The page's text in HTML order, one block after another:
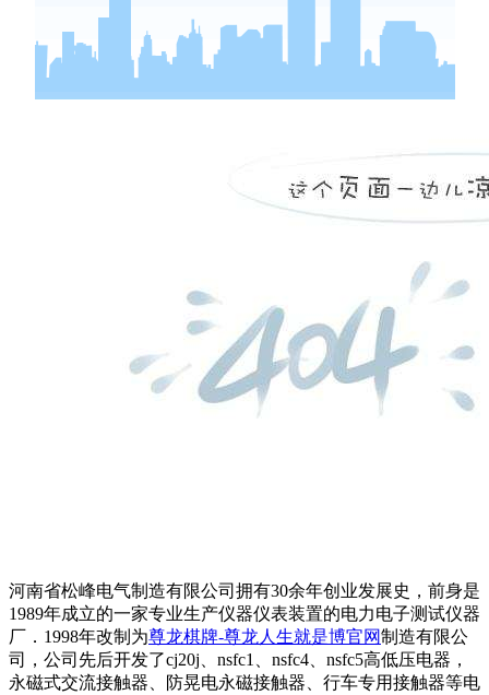
河南省松峰电气制造有限公司拥有30余年创业发展史，前身是
1989年成立的一家专业生产仪器仪表装置的电力电子测试仪器
厂．1998年改制为尊龙棋牌-尊龙人生就是博官网制造有限公
司，公司先后开发了cj20j、nsfc1、nsfc4、nsfc5高低压电器，
永磁式交流接触器、防晃电永磁接触器、行车专用接触器等电